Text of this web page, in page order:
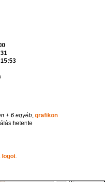
+ 6 egyéb,grafikon
hetente
logot.